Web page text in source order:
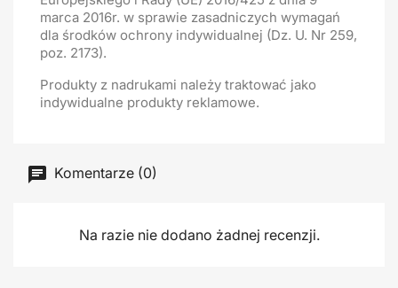
marca 2016r. w sprawie zasadniczych wymagań
dla środków ochrony indywidualnej (Dz. U. Nr 259,
poz. 2173).
Produkty z nadrukami należy traktować jako
indywidualne produkty reklamowe.
Komentarze (0)
Na razie nie dodano żadnej recenzji.